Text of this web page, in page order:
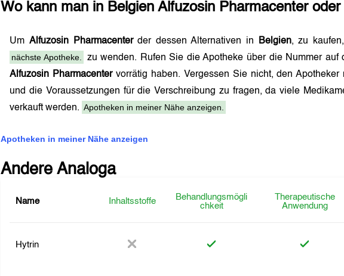
Wo kann man in Belgien Alfuzosin Pharmacenteroder
Um Alfuzosin Pharmacenterder dessen Alternativen in Belgien, zu
nächste Apotheke.
zu wenden. Rufen Sie die Apotheke über die Nummer auf
Alfuzosin Pharmacentervorrätig haben. Vergessen Sie nicht, den
und die Voraussetzungen für die Verschreibung zu fragen, da viele
verkauft werden. Apotheken in meiner Nähe anzeigen.
Apotheken in meiner Nähe anzeigen
Andere Analoga
Name Inhaltsstoffe
Behandlungsmögli
chkeit
Therapeutische
Anwendung
Hytrin